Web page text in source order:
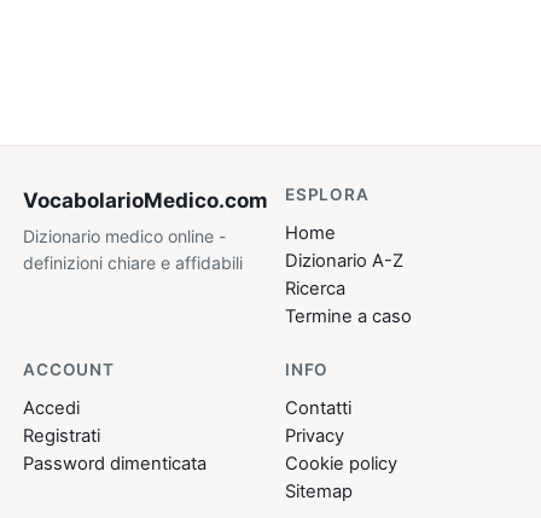
VocabolarioMedico.com
Dizionario medico online -
definizioni chiare e affidabili
ESPLORA
Home
Dizionario A-Z
Ricerca
Termine a caso
ACCOUNT
Accedi
Registrati
Password dimenticata
INFO
Contatti
Privacy
Cookie policy
Sitemap